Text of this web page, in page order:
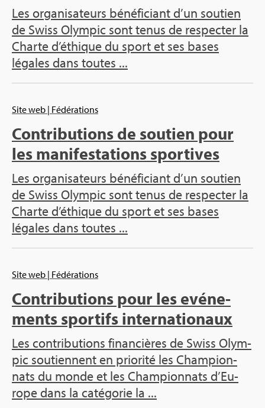
Les orga­ni­sa­teurs béné­fi­ciant d’un sou­tien
de Swiss Olym­pic sont tenus de res­pec­ter la
Charte d’éthique du sport et ses bases
légales dans toutes ...
Site web | Fédé­ra­tions
Contri­bu­tions de sou­tien pour
les mani­fes­ta­tions spor­tives
Les orga­ni­sa­teurs béné­fi­ciant d’un sou­tien
de Swiss Olym­pic sont tenus de res­pec­ter la
Charte d’éthique du sport et ses bases
légales dans toutes ...
Site web | Fédé­ra­tions
Contri­bu­tions pour les evé­ne­
ments spor­tifs inter­na­tio­naux
Les contri­bu­tions finan­cières de Swiss Olym­
pic sou­tiennent en prio­rité les Cham­pion­
nats du monde et les Cham­pion­nats d’Eu­
rope dans la caté­go­rie la ...